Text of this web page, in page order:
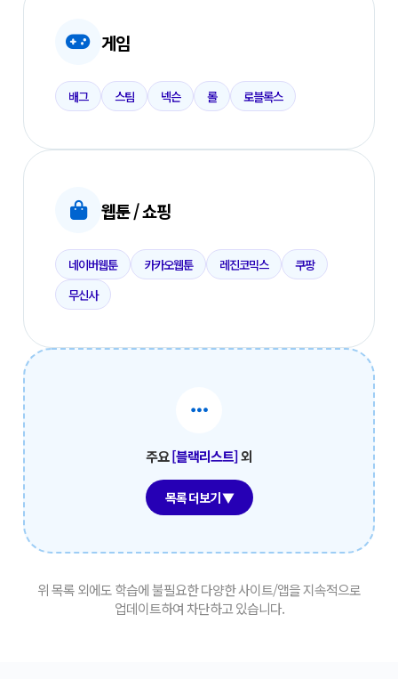
게임
배그 스팀 넥슨 롤 로블록스
웹툰 / 쇼핑
네이버웹툰 카카오웹툰 레진코믹스
쿠팡
무신사
주요[블랙리스트]외
목록 더보기 ▼
위 목록 외에도 학습에 불필요한 다양한 사이트/앱을 지속적으로
업데이트하여 차단하고 있습니다.